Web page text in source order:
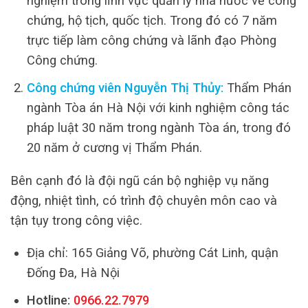
chứng, hộ tịch, quốc tịch. Trong đó có 7 năm
trực tiếp làm công chứng và lãnh đạo Phòng
Công chứng.
Công chứng viên Nguyễn Thị Thủy: Thẩm Phán
ngành Tòa án Hà Nội với kinh nghiệm công tác
pháp luật 30 năm trong ngành Tòa án, trong đó
20 năm ở cương vị Thẩm Phán.
Bên cạnh đó là đội ngũ cán bộ nghiệp vụ năng
động, nhiệt tình, có trình độ chuyên môn cao và
tận tụy trong công việc.
Địa chỉ: 165 Giảng Võ, phường Cát Linh, quận
Đống Đa, Hà Nội
Hotline: 0966.22.7979